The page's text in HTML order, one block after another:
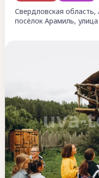
Свердловская область,
посёлок Арамиль,